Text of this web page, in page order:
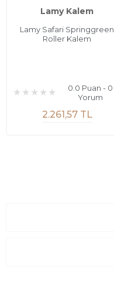
Lamy Kalem
Lamy Safari Springgreen
Roller Kalem
0.0 Puan - 0
Yorum
2.261,57 TL